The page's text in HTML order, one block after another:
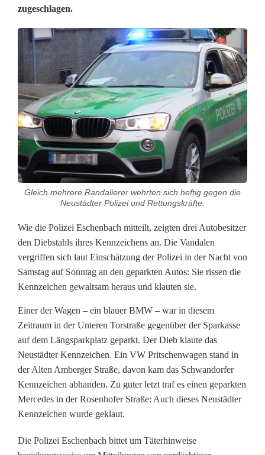
e
i
a
c
h
K
e
n
z
e
i
c
h
e
n
-
D
i
zugeschlagen.
Gleich mehrere Randalierer wehrten sich heftig gegen die
Neustädter Polizei und Rettungskräfte.
Wie die Polizei Eschenbach mitteilt, zeigten drei Autobesitzer
den Diebstahls ihres Kennzeichens an. Die Vandalen
vergriffen sich laut Einschätzung der Polizei in der Nacht von
Samstag auf Sonntag an den geparkten Autos: Sie rissen die
Kennzeichen gewaltsam heraus und klauten sie.
Einer der Wagen – ein blauer BMW – war in diesem
Zeitraum in der Unteren Torstraße gegenüber der Sparkasse
auf dem Längsparkplatz geparkt. Der Dieb klaute das
Neustädter Kennzeichen. Ein VW Pritschenwagen stand in
der Alten Amberger Straße, davon kam das Schwandorfer
Kennzeichen abhanden. Zu guter letzt traf es einen geparkten
Mercedes in der Rosenhofer Straße: Auch dieses Neustädter
Kennzeichen wurde geklaut.
Die Polizei Eschenbach bittet um Täterhinweise